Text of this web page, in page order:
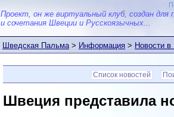
Проект, он же виртуальный клуб, создан для
и сочетания Швеции и Русскоязычных...
Шведская Пальма>Информация>Новости
Список новостей
Швеция представила